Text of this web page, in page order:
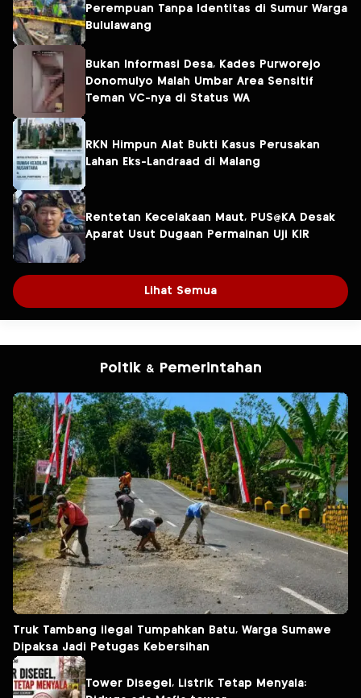
Perempuan Tanpa Identitas di Sumur Warga
Bululawang
Bukan Informasi Desa, Kades Purworejo
Donomulyo Malah Umbar Area Sensitif
Teman VC-nya di Status WA
RKN Himpun Alat Bukti Kasus Perusakan
Lahan Eks-Landraad di Malang
Rentetan Kecelakaan Maut, PUS@KA Desak
Aparat Usut Dugaan Permainan Uji KIR
Lihat Semua
Poltik & Pemerintahan
Truk Tambang ilegal Tumpahkan Batu, Warga Sumawe
Dipaksa Jadi Petugas Kebersihan
Tower Disegel, Listrik Tetap Menyala: